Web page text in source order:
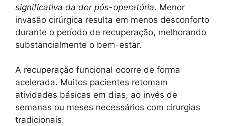
significativa da dor pós-operatória. Menor
invasão cirúrgica resulta em menos desconforto
durante o período de recuperação, melhorando
substancialmente o bem-estar.
A recuperação funcional ocorre de forma
acelerada. Muitos pacientes retomam
atividades básicas em dias, ao invés de
semanas ou meses necessários com cirurgias
tradicionais.